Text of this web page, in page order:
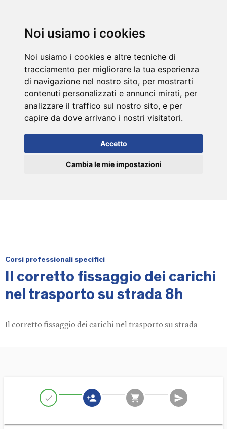
Noi usiamo i cookies
Noi usiamo i cookies e altre tecniche di
tracciamento per migliorare la tua esperienza
di navigazione nel nostro sito, per mostrarti
contenuti personalizzati e annunci mirati, per
analizzare il traffico sul nostro sito, e per
capire da dove arrivano i nostri visitatori.
Accetto
Cambia le mie impostazioni
Corsi professionali specifici
Il corretto fissaggio dei carichi
nel trasporto su strada 8h
Il corretto fissaggio dei carichi nel trasporto su strada
check person_add shopping_cart send